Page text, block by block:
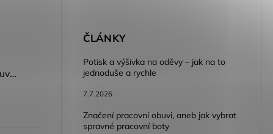
Dámský volnočasový nazouvák ARDON®JUNO - růžová
ČLÁNKY
Potisk a výšivka na oděvy – jak na to
jednoduše a rychle
7.7.2026
Značení pracovní obuvi, aneb jak vybrat
spravné pracovní boty